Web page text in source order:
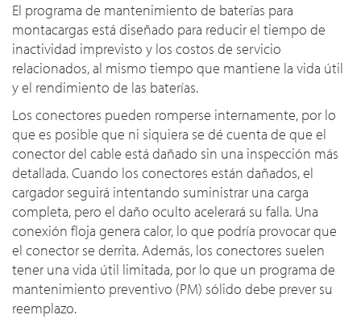
El programa de mantenimiento de baterías para
montacargas está diseñado para reducir el tiempo de
inactividad imprevisto y los costos de servicio
relacionados, al mismo tiempo que mantiene la vida útil
y el rendimiento de las baterías.
Los conectores pueden romperse internamente, por lo
que es posible que ni siquiera se dé cuenta de que el
conector del cable está dañado sin una inspección más
detallada. Cuando los conectores están dañados, el
cargador seguirá intentando suministrar una carga
completa, pero el daño oculto acelerará su falla. Una
conexión floja genera calor, lo que podría provocar que
el conector se derrita. Además, los conectores suelen
tener una vida útil limitada, por lo que un programa de
mantenimiento preventivo (PM) sólido debe prever su
reemplazo.